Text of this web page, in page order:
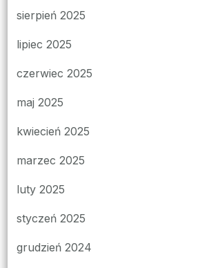
sierpień 2025
lipiec 2025
czerwiec 2025
maj 2025
kwiecień 2025
marzec 2025
luty 2025
styczeń 2025
grudzień 2024